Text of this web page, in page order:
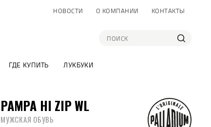
НОВОСТИ О КОМПАНИИ КОНТАКТЫ
ГДЕ КУПИТЬ ЛУКБУКИ
PAMPA HI ZIP WL
МУЖСКАЯ ОБУВЬ